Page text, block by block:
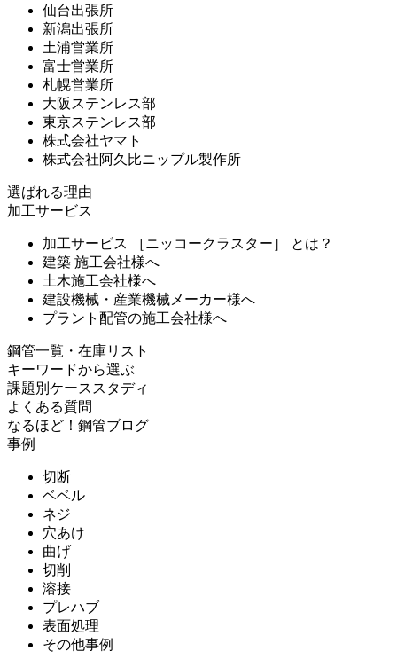
仙台出張所
新潟出張所
土浦営業所
富士営業所
札幌営業所
大阪ステンレス部
東京ステンレス部
株式会社ヤマト
株式会社阿久比ニップル製作所
選ばれる理由
加工サービス
加工サービス ［ニッコークラスター］ とは？
建築 施工会社様へ
土木施工会社様へ
建設機械・産業機械メーカー様へ
プラント配管の施工会社様へ
鋼管一覧・在庫リスト
キーワードから選ぶ
課題別ケーススタディ
よくある質問
なるほど！鋼管ブログ
事例
切断
ベベル
ネジ
穴あけ
曲げ
切削
溶接
プレハブ
表面処理
その他事例